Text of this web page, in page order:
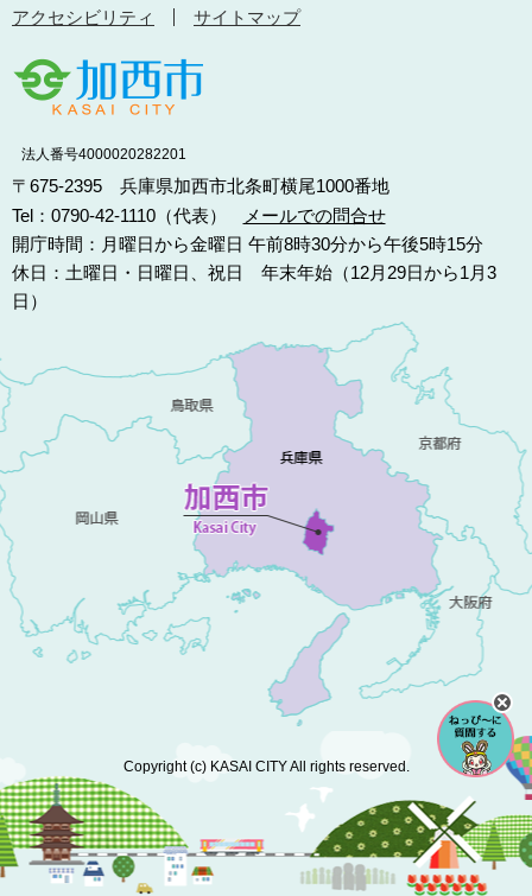
アクセシビリティ
サイトマップ
法人番号4000020282201
〒675-2395 兵庫県加西市北条町横尾1000番地
Tel：0790-42-1110（代表）
メールでの問合せ
開庁時間：月曜日から金曜日 午前8時30分から午後5時15分
休日：土曜日・日曜日、祝日 年末年始（12月29日から1月3
日）
Copyright (c) KASAI CITY All rights reserved.